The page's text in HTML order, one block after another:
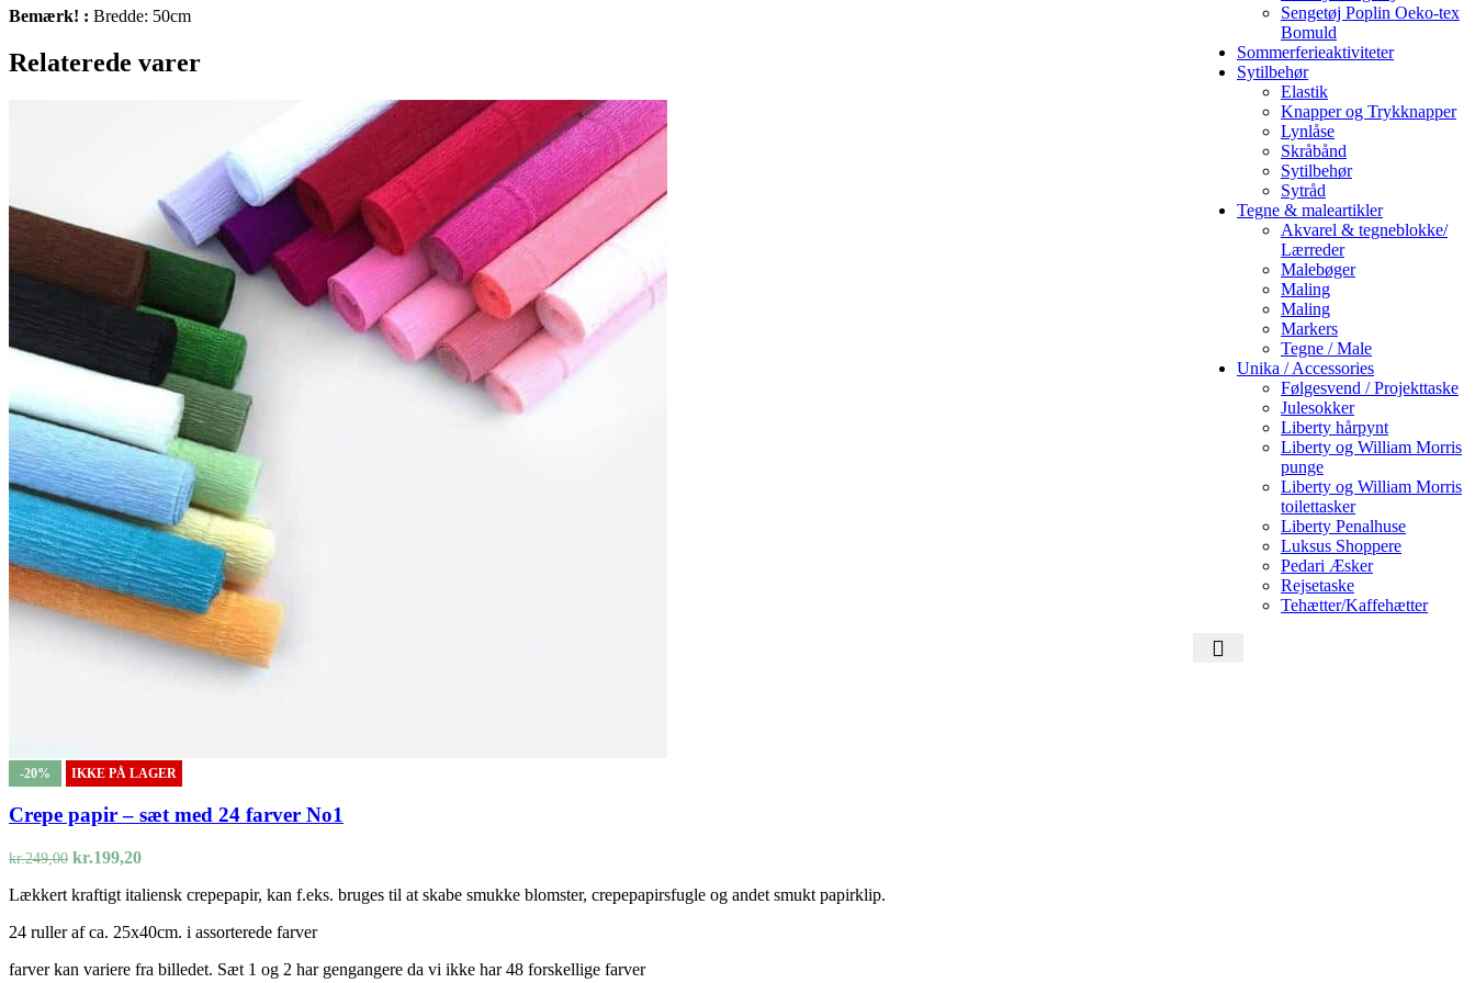
Sengetøj Poplin Oeko-tex
Bomuld
Sommerferieaktiviteter
Sytilbehør
Elastik
Knapper og Trykknapper
Lynlåse
Skråbånd
Sytilbehør
Sytråd
Tegne & maleartikler
Akvarel & tegneblokke/
Lærreder
Malebøger
Maling
Maling
Markers
Tegne / Male
Unika / Accessories
Følgesvend / Projekttaske
Julesokker
Liberty hårpynt
Liberty og William Morris
punge
Liberty og William Morris
toilettasker
Liberty Penalhuse
Luksus Shoppere
Pedari Æsker
Rejsetaske
Tehætter/Kaffehætter
Bemærk! : Bredde: 50cm
Relaterede varer
-20% IKKE PÅ LAGER
Crepe papir – sæt med 24 farver No1
kr.249,00 Den
pris
kr.249,00.
kr.199,20Den
pris
kr.199,20.
Lækkert kraftigt italiensk crepepapir, kan f.eks. bruges til at skabe smukke blomster, crepepapirsfugle og andet smukt papirklip.
24 ruller af ca. 25x40cm. i assorterede farver
farver kan variere fra billedet. Sæt 1 og 2 har gengangere da vi ikke har 48 forskellige farver